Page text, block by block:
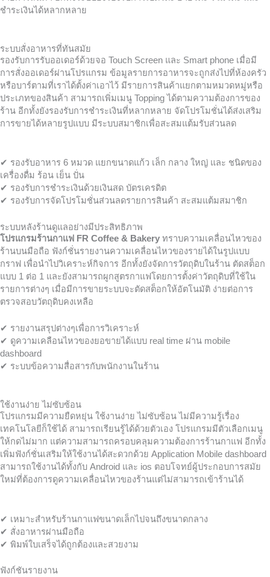
ชำระเงินได้หลากหลาย
ระบบสั่งอาหารที่ทันสมัย
รองรับการรับออเดอร์ด้วยจอ Touch Screen และ Smart phone เมื่อมี
การสั่งออเดอร์ผ่านโปรแกรม ข้อมูลรายการอาหารจะถูกส่งไปที่ห้องครัว
หรือบาร์ตามที่เราได้ตั้งค่าเอาไว้ มีรายการสินค้าแยกตามหมวดหมู่หรือ
ประเภทของสินค้า สามารถเพิ่มเมนู Topping ได้ตามความต้องการของ
ร้าน อีกทั้งยังรองรับการชำระเงินที่หลากหลาย จัดโปรโมชั่นได้ส่งเสริม
การขายได้หลายรูปแบบ มีระบบสมาชิกเพื่อสะสมแต้มรับส่วนลด
✔ รองรับอาหาร 6 หมวด แยกขนาดแก้ว เล็ก กลาง ใหญ่ และ ชนิดของ
เครื่องดื่ม ร้อน เย็น ปั่น
✔ รองรับการชำระเงินด้วยเงินสด บัตรเครดิต
✔ รองรับการจัดโปรโมชั่นส่วนลดรายการสินค้า สะสมแต้มสมาชิก
ระบบหลังร้านดูแลอย่างมีประสิทธิภาพ
โปรแกรมร้านกาแฟ FR Coffee & Bakery ทราบความเคลื่อนไหวของ
ร้านบนมือถือ ฟังก์ชั่นรายงานความเคลื่อนไหวของรายได้ในรูปแบบ
กราฟ เพื่อนำไปวิเคราะห์กิจการ อีกทั้งยังจัดการวัตถุดิบในร้าน ตัดสต็อก
แบบ 1 ต่อ 1 และยังสามารถผูกสูตรกาแฟโดยการตั้งค่าวัตถุดิบที่ใช้ใน
รายการต่างๆ เมื่อมีการขายระบบจะตัดสต็อกให้อัตโนมัติ ง่ายต่อการ
ตรวจสอบวัตถุดิบคงเหลือ
✔ รายงานสรุปต่างๆเพื่อการวิเคราะห์
✔ ดูความเคลือนไหวของยอขายได้แบบ real time ผ่าน mobile
dashboard
✔ ระบบข้อความสื่อสารกับพนักงานในร้าน
ใช้งานง่าย ไม่ซับซ้อน
โปรแกรมมีความยืดหยุ่น ใช้งานง่าย ไม่ซับซ้อน ไม่มีความรู้เรื่อง
เทคโนโลยีก็ใช้ได้ สามารถเรียนรู้ได้ด้วยตัวเอง โปรแกรมมีตัวเลือกเมนู
ให้กดไม่มาก แต่ความสามารถครอบคลุมความต้องการร้านกาแฟ อีกทั้ง
เพิ่มฟังก์ชั่นเสริมให้ใช้งานได้สะดวกด้วย Application Mobile dashboard
สามารถใช้งานได้ทั้งกับ Android และ ios ตอบโจทย์ผู้ประกอบการสมัย
ใหม่ที่ต้องการดูความเคลื่อนไหวของร้านแต่ไม่สามารถเข้าร้านได้
✔ เหมาะสำหรับร้านกาแฟขนาดเล็กไปจนถึงขนาดกลาง
✔ สั่งอาหารผ่านมือถือ
✔ พิมพ์ใบเสร็จได้ถูกต้องและสวยงาม
ฟังก์ชันรายงาน